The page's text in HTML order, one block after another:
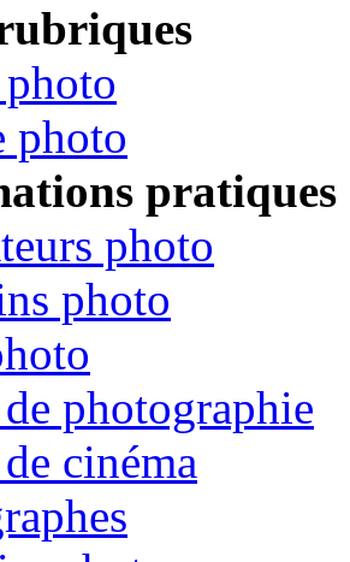
photo
pratiques
photo
photo
photographie
cinéma